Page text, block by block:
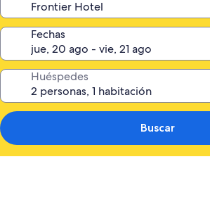
Fechas
Huéspedes
Buscar